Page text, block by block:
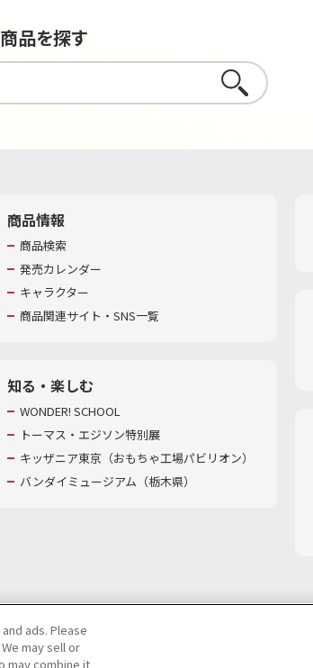
商品を探す
さがす
商品情報
商品検索
発売カレンダー
キャラクター
商品関連サイト・SNS一覧
知る・楽しむ
WONDER! SCHOOL
トーマス・エジソン特別展
キッザニア東京（おもちゃ工場パビリオン）​
バンダイミュージアム（栃木県）
する保護方針
ads. Please
may sell or
may combine it